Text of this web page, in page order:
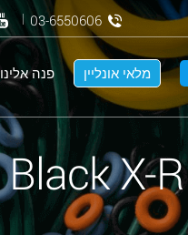
מלאי אונליין פנה אלינו
03-6550606